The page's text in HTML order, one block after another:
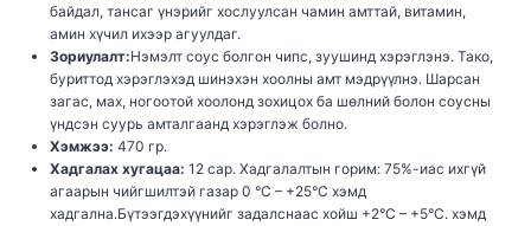
байдал, тансаг үнэрийг хослуулсан чамин амттай, витамин,
амин хүчил ихээр агуулдаг.
Зориулалт:Нэмэлт соус болгон чипс, зуушинд хэрэглэнэ. Тако,
буриттод хэрэглэхэд шинэхэн хоолны амт мэдрүүлнэ. Шарсан
загас, мах, ногоотой хоолонд зохицох ба шөлний болон соусны
үндсэн суурь амталгаанд хэрэглэж болно.
Хэмжээ: 470 гр.
Хадгалах хугацаа: 12 сар. Хадгалалтын горим: 75%-иас ихгүй
агаарын чийгшилтэй газар 0 °С – +25°С хэмд
хадгална.Бүтээгдэхүүнийг задалснаас хойш +2°С – +5°С. хэмд